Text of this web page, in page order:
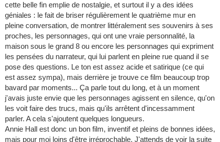
cette belle fin emplie de nostalgie, et surtout il y a des idées
géniales : le fait de briser régulièrement le quatrième mur en
pleine conversation, de montrer littéralement ses souvenirs à ses
proches, les personnages, qui ont une vraie personnalité, la
maison sous le grand 8 ou encore les personnages qui expriment
les pensées du narrateur, qui lui parlent en pleine rue quand il se
pose des questions. Le ton est assez acide et satirique (ce qui
est assez sympa), mais derrière je trouve ce film beaucoup trop
bavard par moments... Ça parle tout du long, et à un moment
j'avais juste envie que les personnages agissent en silence, qu'on
les voit faire des trucs, mais qu'ils arrêtent d'incessamment
parler. A cela s'ajoutent quelques longueurs.
Annie Hall est donc un bon film, inventif et pleins de bonnes idées,
mais pour moi loins d'être irréprochable. J'attends de voir la suite